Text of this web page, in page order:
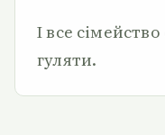
І все
гуляти.